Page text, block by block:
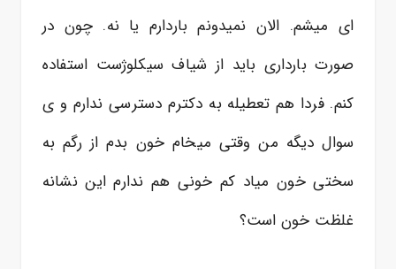
ای میشم. الان نمیدونم باردارم یا نه. چون در
صورت بارداری باید از شیاف سیکلوژست استفاده
کنم. فردا هم تعطیله به دکترم دسترسی ندارم و ی
سوال دیگه من وقتی میخام خون بدم از رگم به
سختی خون میاد کم خونی هم ندارم این نشانه
غلظت خون است؟